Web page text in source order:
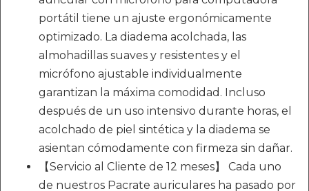
portátil tiene un ajuste ergonómicamente
optimizado. La diadema acolchada, las
almohadillas suaves y resistentes y el
micrófono ajustable individualmente
garantizan la máxima comodidad. Incluso
después de un uso intensivo durante horas, el
acolchado de piel sintética y la diadema se
asientan cómodamente con firmeza sin dañar.
【Servicio al Cliente de 12 meses】 Cada uno
de nuestros Pacrate auriculares ha pasado por